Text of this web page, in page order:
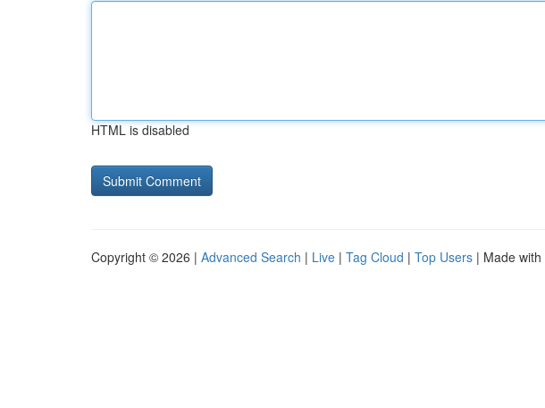
HTML is disabled
Copyright © 2026 | Advanced Search | Live | Tag Cloud | Top Users | Made with